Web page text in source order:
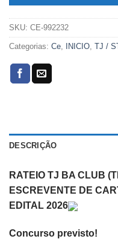
SKU: CE-992232
Categorias: Ce, INICIO, TJ /
DESCRIÇÃO
RATEIO TJ BA CLUB
ESCREVENTE DE
EDITAL 2026
Concurso previsto!